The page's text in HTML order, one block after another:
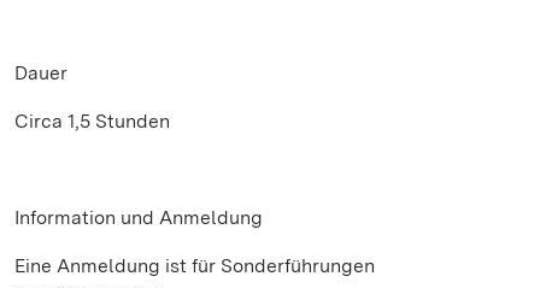
Dauer
Circa 1,5 Stunden
Information und Anmeldung
Eine Anmeldung ist für Sonderführungen